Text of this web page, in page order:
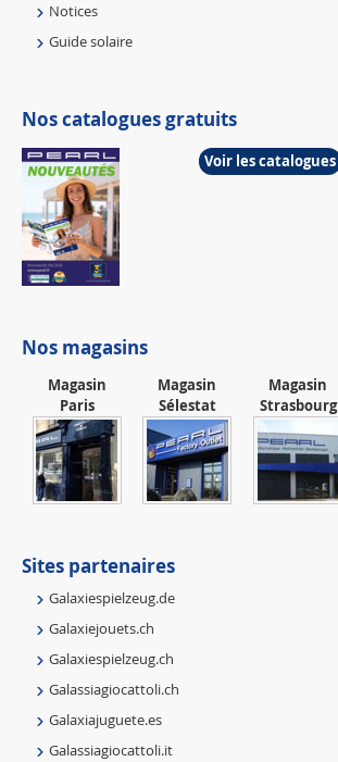
Notices
Guide solaire
Nos catalogues gratuits
Voir les catalogues
Nos magasins
Magasin
Paris
Magasin
Sélestat
Magasin
Strasbourg
Sites partenaires
Galaxiespielzeug.de
Galaxiejouets.ch
Galaxiespielzeug.ch
Galassiagiocattoli.ch
Galaxiajuguete.es
Galassiagiocattoli.it